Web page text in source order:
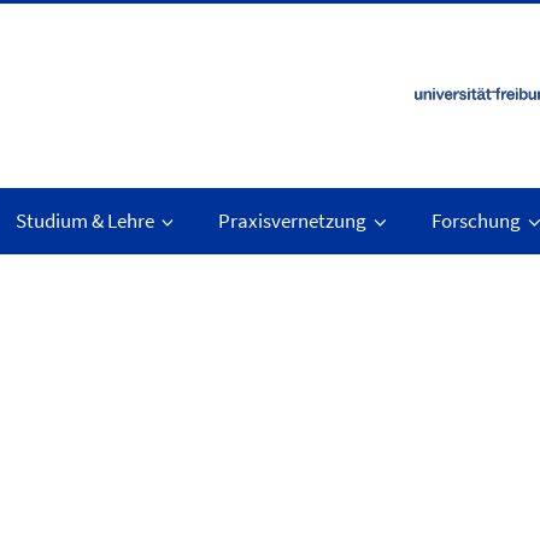
Studium & Lehre Praxisvernetzung Forschung